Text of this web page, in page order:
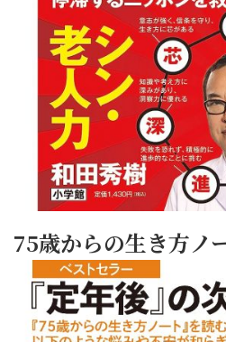
75歳からの生き方ノ